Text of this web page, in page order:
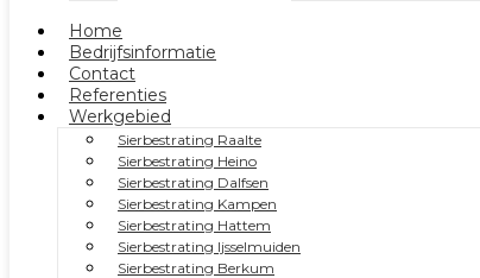
Home
Bedrijfsinformatie
Contact
Referenties
Werkgebied
Sierbestrating Raalte
Sierbestrating Heino
Sierbestrating Dalfsen
Sierbestrating Kampen
Sierbestrating Hattem
Sierbestrating Ijsselmuiden
Sierbestrating Berkum